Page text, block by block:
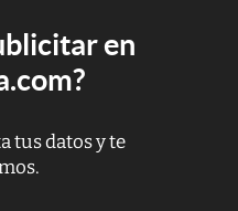
en
tus datos y te